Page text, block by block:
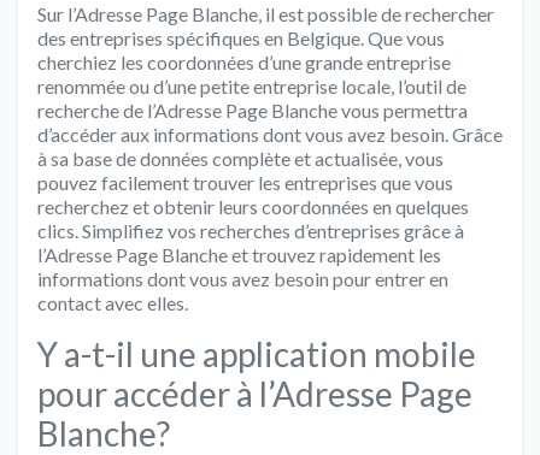
Sur l’Adresse Page Blanche, il est possible de rechercher
des entreprises spécifiques en Belgique. Que vous
cherchiez les coordonnées d’une grande entreprise
renommée ou d’une petite entreprise locale, l’outil de
recherche de l’Adresse Page Blanche vous permettra
d’accéder aux informations dont vous avez besoin. Grâce
à sa base de données complète et actualisée, vous
pouvez facilement trouver les entreprises que vous
recherchez et obtenir leurs coordonnées en quelques
clics. Simplifiez vos recherches d’entreprises grâce à
l’Adresse Page Blanche et trouvez rapidement les
informations dont vous avez besoin pour entrer en
contact avec elles.
Y a-t-il une application mobile
pour accéder à l’Adresse Page
Blanche?